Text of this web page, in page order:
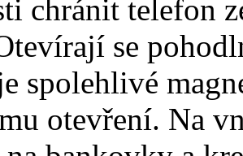
chránit telefon
se
spolehlivé
otevření. Na